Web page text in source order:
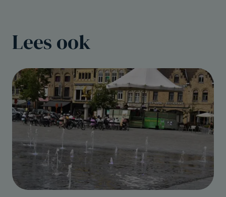
Lees ook